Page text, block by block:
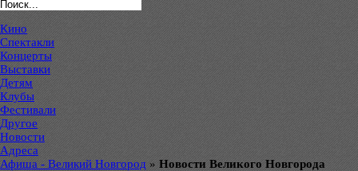
Кино
Спектакли
Концерты
Выставки
Детям
Клубы
Фестивали
Другое
Новости
Адреса
Афиша - Великий Новгород » Новости Великого Новгорода